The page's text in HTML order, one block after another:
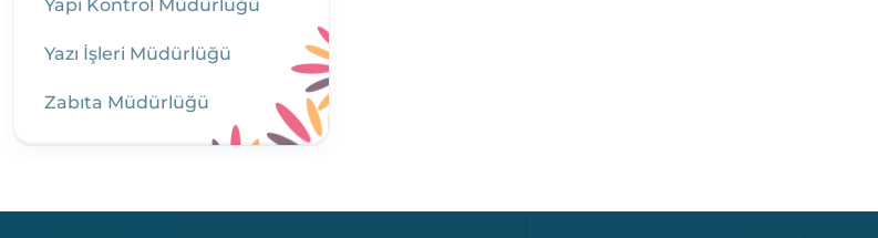
Yapı Kontrol Müdürlüğü
Yazı İşleri Müdürlüğü
Zabıta Müdürlüğü